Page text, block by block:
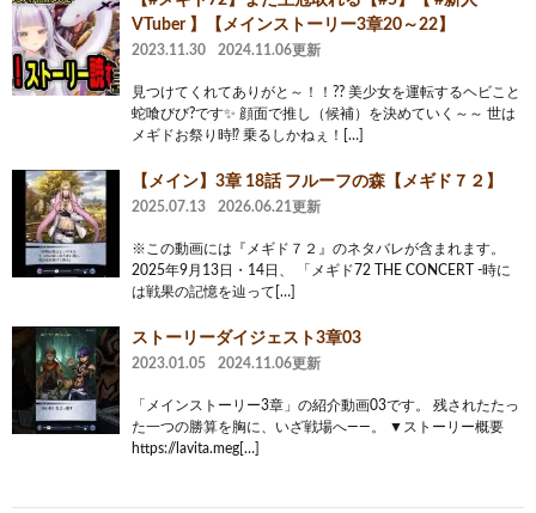
VTuber 】【メインストーリー3章20～22】
2023.11.30 2024.11.06更新
見つけてくれてありがと～！！?? 美少女を運転するヘビこと
蛇喰びび?です✨ 顔面で推し（候補）を決めていく～～ 世は
メギドお祭り時⁉️ 乗るしかねぇ！[…]
【メイン】3章 18話 フルーフの森【メギド７２】
2025.07.13 2026.06.21更新
※この動画には『メギド７２』のネタバレが含まれます。
2025年9月13日・14日、 「メギド72 THE CONCERT -時に
は戦果の記憶を辿って[…]
ストーリーダイジェスト3章03
2023.01.05 2024.11.06更新
「メインストーリー3章」の紹介動画03です。 残されたたっ
た一つの勝算を胸に、いざ戦場へ――。 ▼ストーリー概要
https://lavita.meg[…]